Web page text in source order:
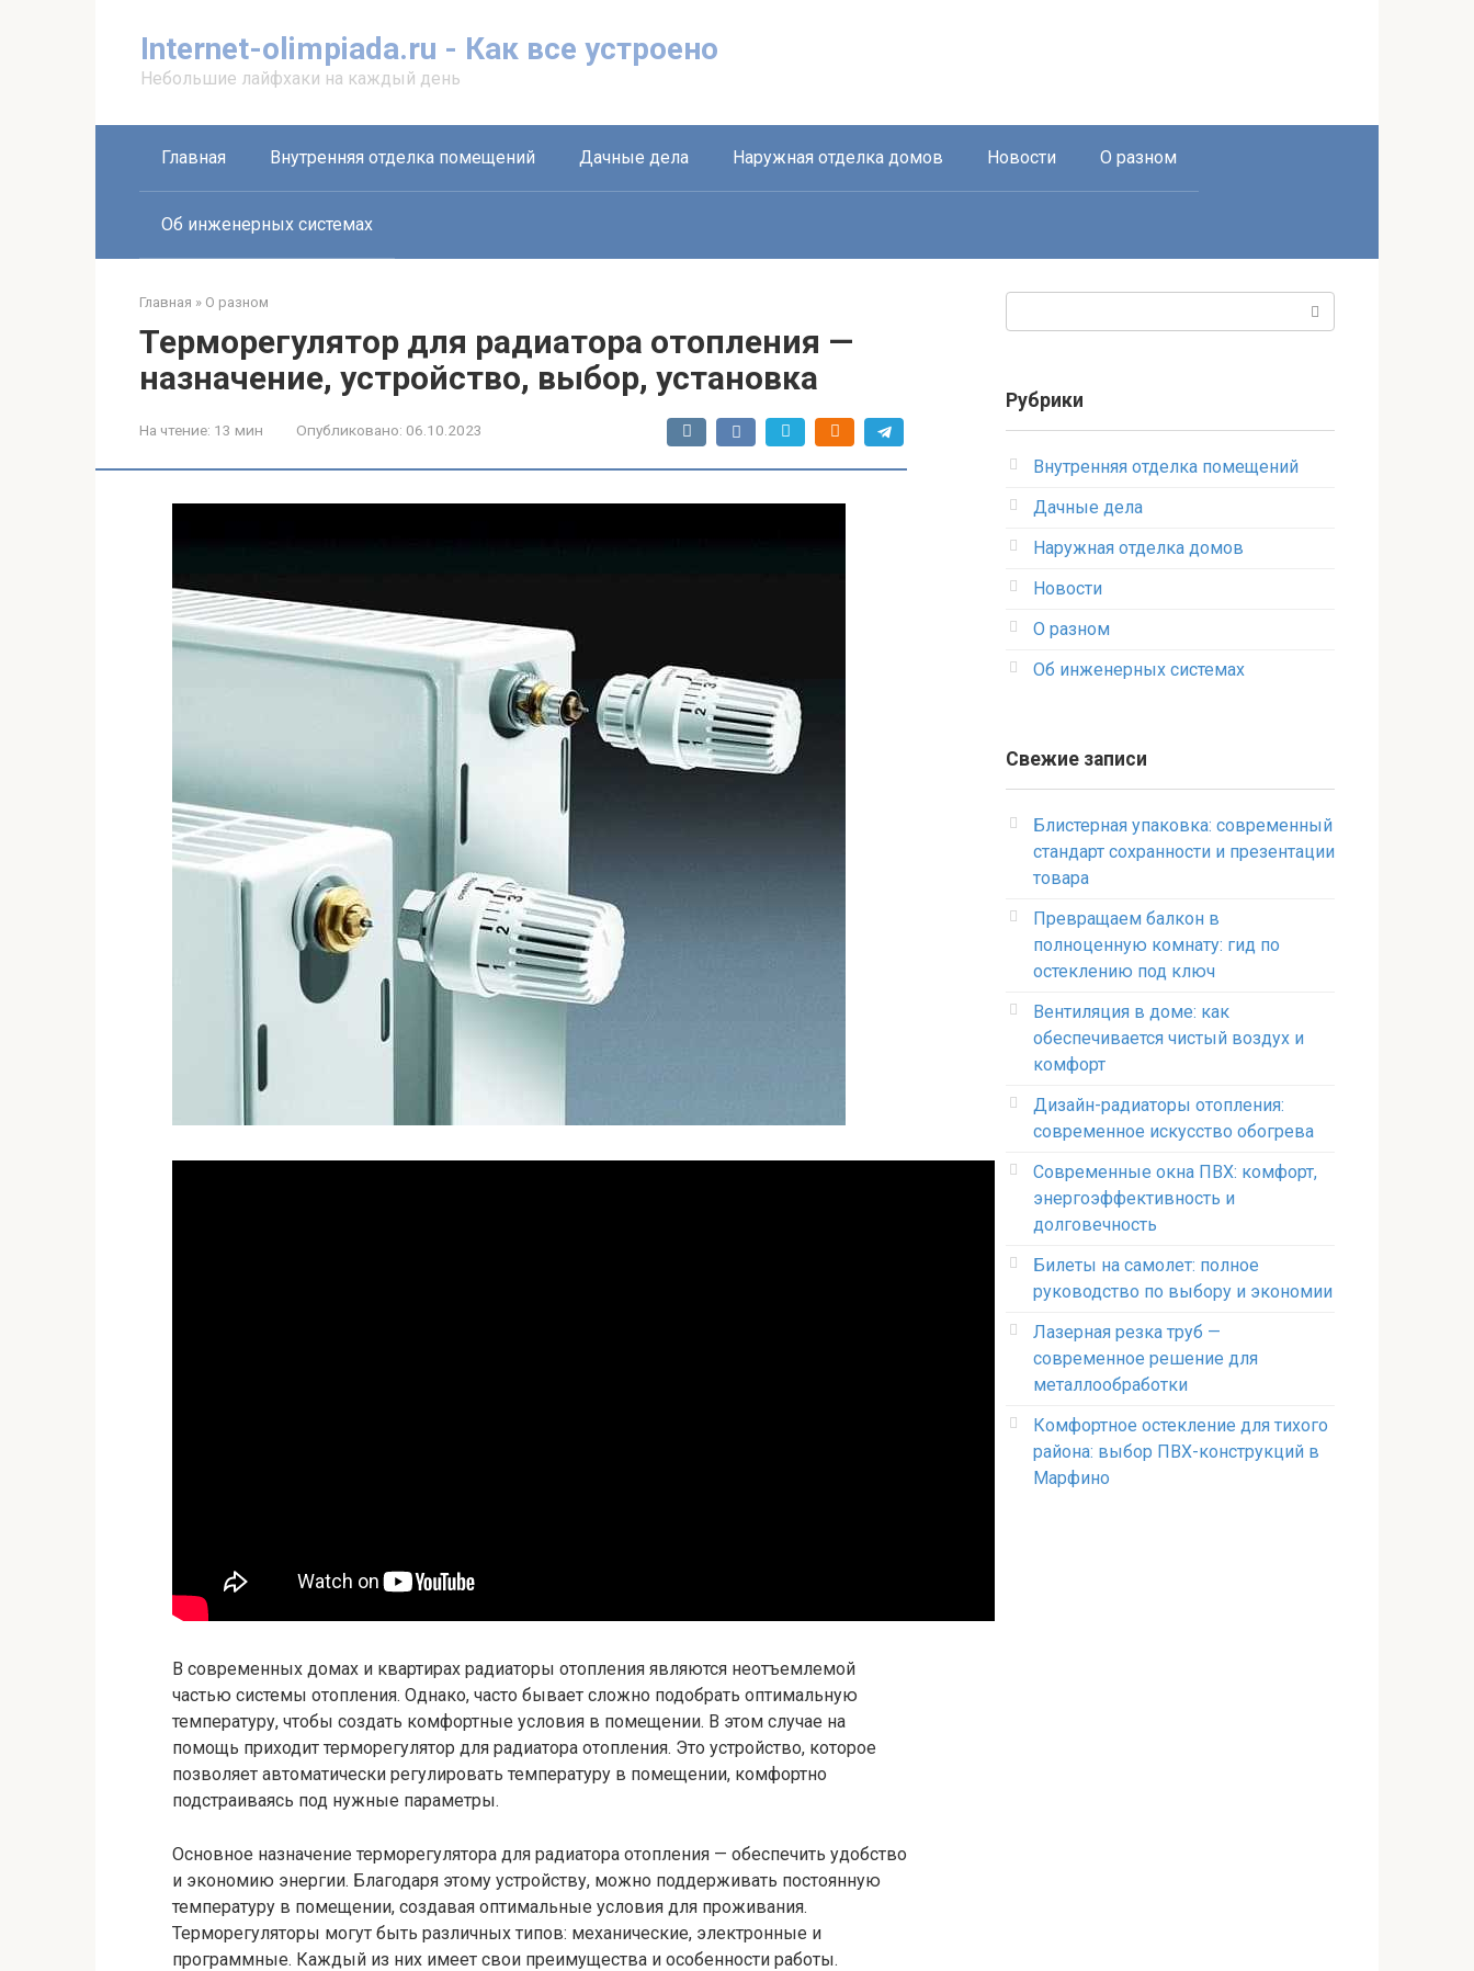
Internet-olimpiada.ru - Как все устроено
Небольшие лайфхаки на каждый день
Главная Внутренняя отделка помещений Дачные дела Наружная отделка домов Новости О разном
Об инженерных системах
Главная » О разном
Терморегулятор для радиатора отопления —
назначение, устройство, выбор, установка
На чтение: 13 мин Опубликовано: 06.10.2023
В современных домах и квартирах радиаторы отопления являются неотъемлемой
частью системы отопления. Однако, часто бывает сложно подобрать оптимальную
температуру, чтобы создать комфортные условия в помещении. В этом случае на
помощь приходит терморегулятор для радиатора отопления. Это устройство, которое
позволяет автоматически регулировать температуру в помещении, комфортно
подстраиваясь под нужные параметры.
Основное назначение терморегулятора для радиатора отопления — обеспечить удобство
и экономию энергии. Благодаря этому устройству, можно поддерживать постоянную
температуру в помещении, создавая оптимальные условия для проживания.
Терморегуляторы могут быть различных типов: механические, электронные и
программные. Каждый из них имеет свои преимущества и особенности работы.
Рубрики
Внутренняя отделка помещений
Дачные дела
Наружная отделка домов
Новости
О разном
Об инженерных системах
Свежие записи
Блистерная упаковка: современный
стандарт сохранности и презентации
товара
Превращаем балкон в
полноценную комнату: гид по
остеклению под ключ
Вентиляция в доме: как
обеспечивается чистый воздух и
комфорт
Дизайн-радиаторы отопления:
современное искусство обогрева
Современные окна ПВХ: комфорт,
энергоэффективность и
долговечность
Билеты на самолет: полное
руководство по выбору и экономии
Лазерная резка труб —
современное решение для
металлообработки
Комфортное остекление для тихого
района: выбор ПВХ-конструкций в
Марфино